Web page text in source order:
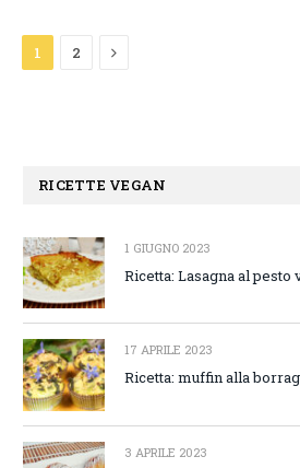
1 2 Next
RICETTE VEGAN
1 GIUGNO 2023
Ricetta: Lasagna al pesto
17 APRILE 2023
Ricetta: muffin alla
3 APRILE 2023